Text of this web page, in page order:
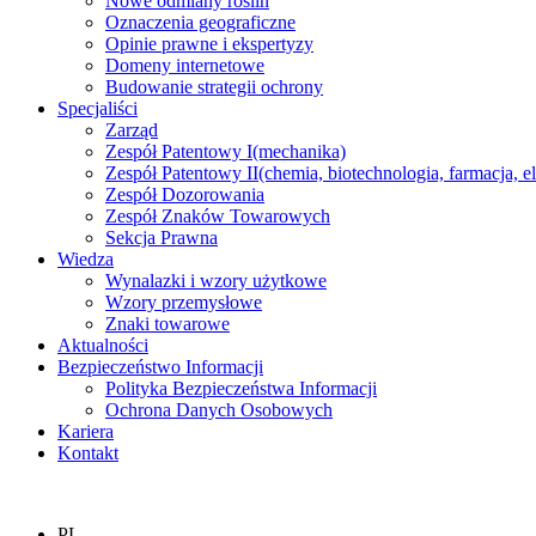
Oznaczenia geograficzne
Opinie prawne i ekspertyzy
Domeny internetowe
Budowanie strategii ochrony
Specjaliści
Zarząd
Zespół Patentowy I(mechanika)
Zespół Patentowy II(chemia, biotechnologia, farmacja,
Zespół Dozorowania
Zespół Znaków Towarowych
Sekcja Prawna
Wiedza
Wynalazki i wzory użytkowe
Wzory przemysłowe
Znaki towarowe
Aktualności
Bezpieczeństwo Informacji
Polityka Bezpieczeństwa Informacji
Ochrona Danych Osobowych
Kariera
Kontakt